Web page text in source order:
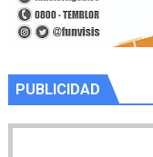
PUBLICIDAD